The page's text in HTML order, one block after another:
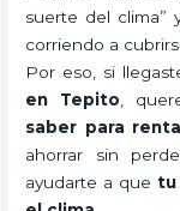
suerte del clima”
corriendo a
Por eso, si
en Tepito ,
saber para
ahorrar sin
ayudarte a quetu